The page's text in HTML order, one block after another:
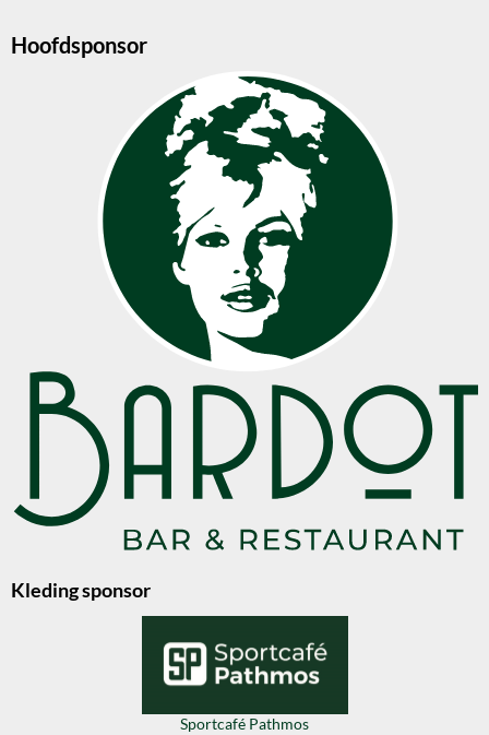
Hoofdsponsor
Kleding sponsor
Sportcafé Pathmos